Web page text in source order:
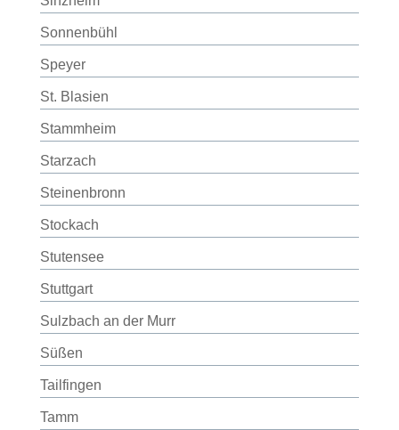
Sonnenbühl
Speyer
St. Blasien
Stammheim
Starzach
Steinenbronn
Stockach
Stutensee
Stuttgart
Sulzbach an der Murr
Süßen
Tailfingen
Tamm